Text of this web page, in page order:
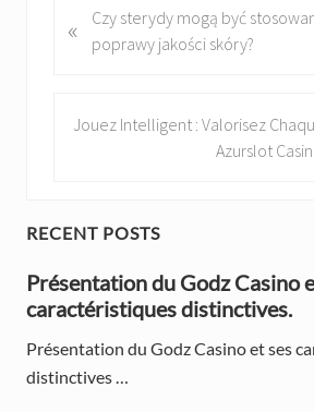
r
P
s
t
«
Czy sterydy mogą być
poprawy jakości skóry?
N
P
s
t
Jouez Intelligent : Valorisez
Azurslot
P
r
i
m
RECENT POSTS
Présentation du Godz Casino
caractéristiques distinctives.
Présentation du Godz Casino et ses
distinctives …